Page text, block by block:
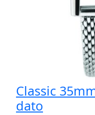
Classic
dato